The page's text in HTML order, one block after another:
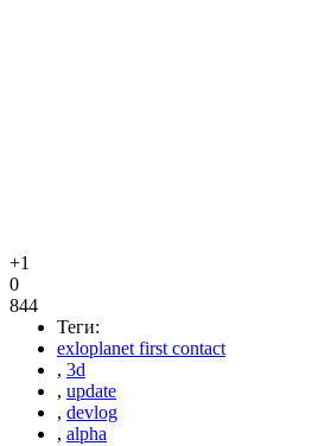
+1
0
844
Теги:
exloplanet first contact
, 3d
, update
, devlog
, alpha